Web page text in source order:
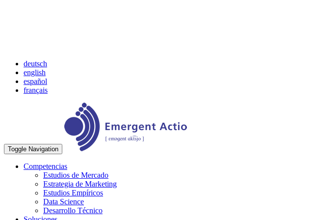
deutsch
english
español
français
Toggle Navigation
Competencias
Estudios de Mercado
Estrategia de Marketing
Estudios Empíricos
Data Science
Desarrollo Técnico